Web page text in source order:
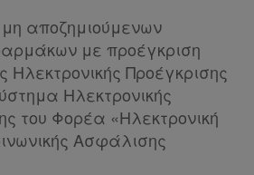
αποζημιούμενων
με προέγκριση
Προέγκρισης
Ηλεκτρονικής
του Φορέα «Ηλεκτρονική
Ασφάλισης